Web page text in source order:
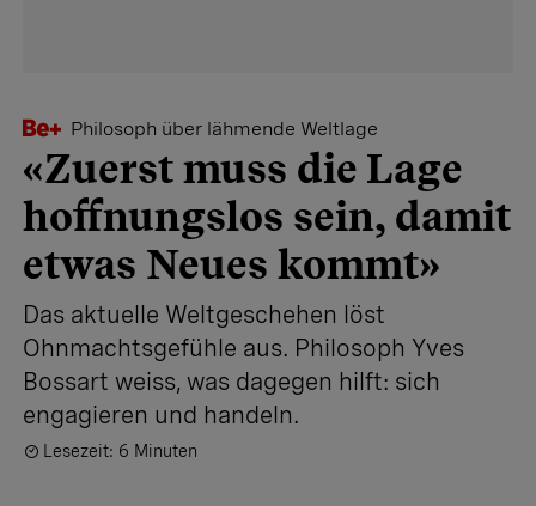
Philosoph über lähmende Weltlage
«Zuerst muss die Lage
hoffnungslos sein, damit
etwas Neues kommt»
Das aktuelle Weltgeschehen löst
Ohnmachtsgefühle aus. Philosoph Yves
Bossart weiss, was dagegen hilft: sich
engagieren und handeln.
Lesezeit: 6 Minuten